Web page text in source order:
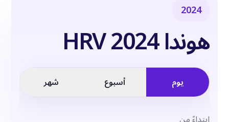
2024
هوندا HRV 2024
يوم أسبوع شهر